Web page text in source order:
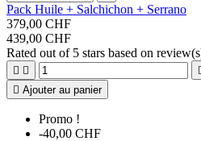
Pack Huile + Salchichon + Serrano
379,00 CHF
439,00 CHF
Rated out of 5 stars based on
 
 Ajouter au panier
Promo !
-40,00 CHF